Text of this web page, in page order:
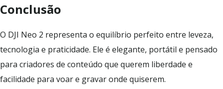
Conclusão
O DJI Neo 2 representa o equilíbrio perfeito entre leveza,
tecnologia e praticidade. Ele é elegante, portátil e pensado
para criadores de conteúdo que querem liberdade e
facilidade para voar e gravar onde quiserem.